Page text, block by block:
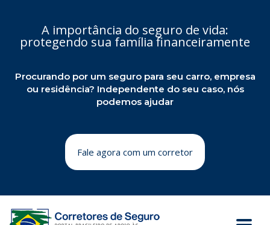
A importância do seguro de vida:
protegendo sua família financeiramente
Procurando por um seguro para seu carro, empresa
ou residência? Independente do seu caso, nós
podemos ajudar
Fale agora com um corretor